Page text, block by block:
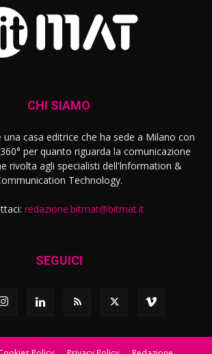
CHI SIAMO
una casa editrice che ha sede a Milano con
per quanto riguarda la comunicazione
rivolta agli specialisti dell'lnformation &
Technology.
redazione.bitmat@bitmat.it
SEGUICI